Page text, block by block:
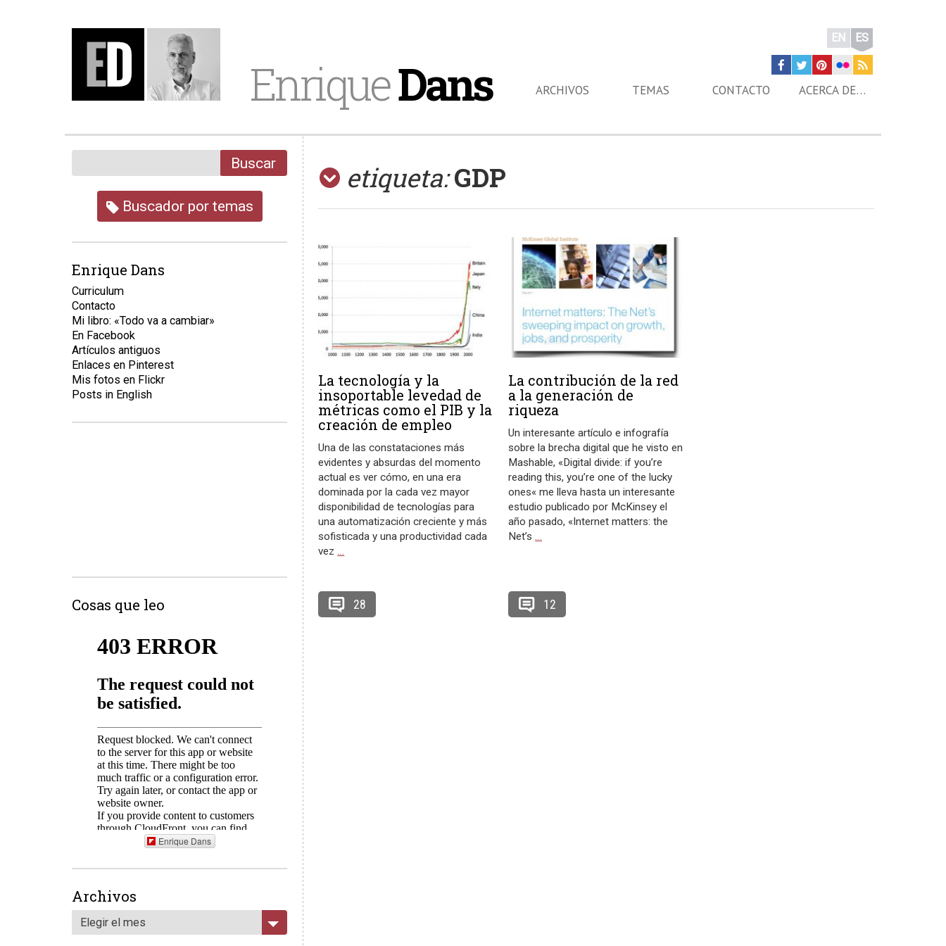
EnriqueDans
EN ES
ARCHIVOS TEMAS CONTACTO ACERCA DE…
etiqueta: GDP
La tecnología y la
insoportable levedad de
métricas como el PIB y la
creación de empleo
Una de las constataciones más
evidentes y absurdas del momento
actual es ver cómo, en una era
dominada por la cada vez mayor
disponibilidad de tecnologías para
una automatización creciente y más
sofisticada y una productividad cada
vez…
28
La contribución de la red
a la generación de
riqueza
Un interesante artículo e infografía
sobre la brecha digital que he visto en
Mashable, «Digital divide: if you’re
reading this, you’re one of the lucky
ones« me lleva hasta un interesante
estudio publicado por McKinsey el
año pasado, «Internet matters: the
Net’s…
12
Buscar
Buscador por temas
Enrique Dans
Curriculum
Contacto
Mi libro: «Todo va a cambiar»
En Facebook
Artículos antiguos
Enlaces en Pinterest
Mis fotos en Flickr
Posts in English
Cosas que leo
Enrique Dans
Archivos
Elegir el mes